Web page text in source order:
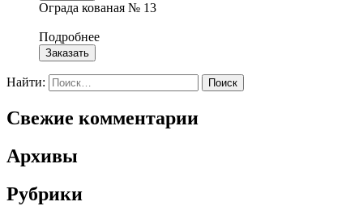
Ограда кованая № 13
Подробнее
Заказать
Найти:
Свежие комментарии
Архивы
Рубрики